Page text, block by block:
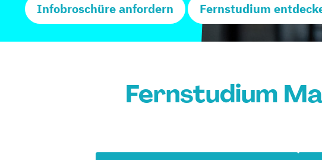
Infobroschüre anfordern Fernstudium
Fernstudium